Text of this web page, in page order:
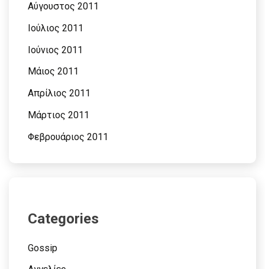
Αύγουστος 2011
Ιούλιος 2011
Ιούνιος 2011
Μάιος 2011
Απρίλιος 2011
Μάρτιος 2011
Φεβρουάριος 2011
Categories
Gossip